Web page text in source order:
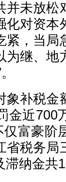
并未放松
化对资本
紧，当局
为继、地
象补税金
金近700
富豪阶
省税务局
滞纳金共